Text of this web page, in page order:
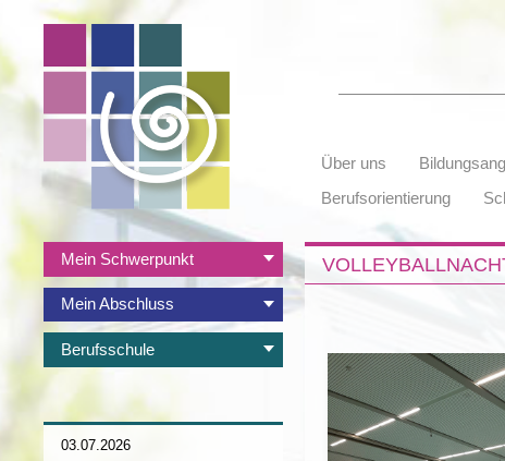
Navigation
Über uns
Berufsorientierung
Navigation
überspringen
Mein Schwerpunkt
Mein Abschluss
Berufsschule
03.07.2026